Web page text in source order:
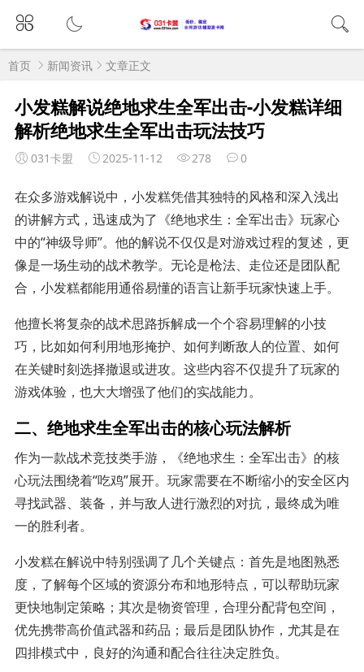
首页 新闻资讯 文章正文
小发糕解说绝地求生全军出击-小发糕详细
解析绝地求生全军出击玩法技巧
031卡盟 2025-11-12 278 0
在众多游戏解说中，小发糕凭借其独特的风格和深入浅出
的讲解方式，迅速成为了《绝地求生：全军出击》玩家心
中的“神级导师”。他的解说不仅仅是对游戏过程的复述，更
像是一场生动的战术教学。无论是枪法、走位还是团队配
合，小发糕都能用通俗易懂的语言让新手玩家快速上手。
他擅长将复杂的战术思路拆解成一个个容易理解的小技
巧，比如如何利用地形掩护、如何判断敌人的位置、如何
在关键时刻选择撤退或进攻。这些内容不仅提升了玩家的
游戏体验，也大大增强了他们的实战能力。
二、绝地求生全军出击的核心玩法解析
作为一款战术竞技类手游，《绝地求生：全军出击》的核
心玩法围绕着“吃鸡”展开。玩家需要在不断缩小的安全区内
寻找武器、装备，并与敌人进行激烈的对抗，最终成为唯
一的胜利者。
小发糕在解说中特别强调了几个关键点：首先是地图熟悉
度，了解每个区域的资源分布和地形特点，可以帮助玩家
更快地制定策略；其次是物资管理，合理分配背包空间，
优先携带高价值武器和药品；最后是团队协作，尤其是在
四排模式中，良好的沟通和配合往往决定胜负。